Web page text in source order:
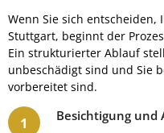
Wenn Sie sich entscheiden,
Stuttgart, beginnt der
Ein strukturierter Ablauf
unbeschädigt sind und Sie
vorbereitet sind.
Besichtigung und